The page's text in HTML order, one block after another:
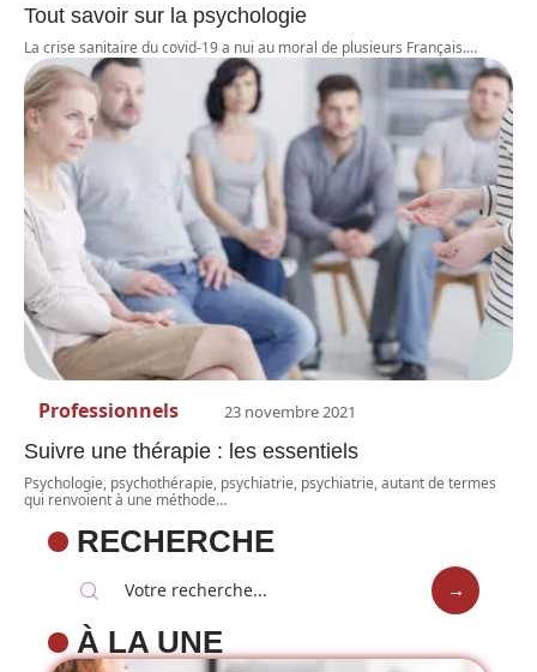
Tout savoir sur la psychologie
La crise sanitaire du covid-19 a nui au moral de plusieurs Français.…
Professionnels 23 novembre 2021
Suivre une thérapie : les essentiels
Psychologie, psychothérapie, psychiatrie, psychiatrie, autant de termes
qui renvoient à une méthode…
RECHERCHE
À LA UNE